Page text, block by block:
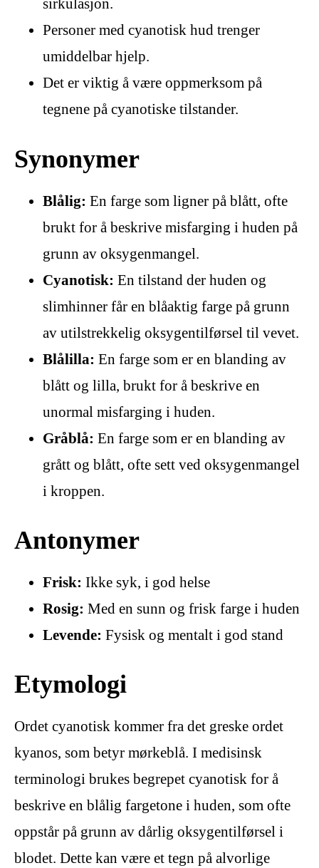
sirkulasjon.
Personer med cyanotisk hud trenger
umiddelbar hjelp.
Det er viktig å være oppmerksom på
tegnene på cyanotiske tilstander.
Synonymer
Blålig: En farge som ligner på blått, ofte
brukt for å beskrive misfarging i huden på
grunn av oksygenmangel.
Cyanotisk: En tilstand der huden og
slimhinner får en blåaktig farge på grunn
av utilstrekkelig oksygentilførsel til vevet.
Blålilla: En farge som er en blanding av
blått og lilla, brukt for å beskrive en
unormal misfarging i huden.
Gråblå: En farge som er en blanding av
grått og blått, ofte sett ved oksygenmangel
i kroppen.
Antonymer
Frisk: Ikke syk, i god helse
Rosig: Med en sunn og frisk farge i huden
Levende: Fysisk og mentalt i god stand
Etymologi
Ordet cyanotisk kommer fra det greske ordet
kyanos, som betyr mørkeblå. I medisinsk
terminologi brukes begrepet cyanotisk for å
beskrive en blålig fargetone i huden, som ofte
oppstår på grunn av dårlig oksygentilførsel i
blodet. Dette kan være et tegn på alvorlige